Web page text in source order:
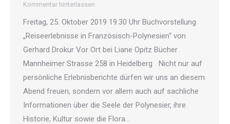
Kommentar hinterlassen
Freitag, 25. Oktober 2019 19.30 Uhr Buchvorstellung
„Reiseerlebnisse in Französisch-Polynesien“ von
Gerhard Drokur Vor Ort bei Liane Opitz Bücher
Mannheimer Strasse 258 in Heidelberg Nicht nur auf
persönliche Erlebnisberichte dürfen wir uns an diesem
Abend freuen, sondern vor allem auch auf sachliche
Informationen über die Seele der Polynesier, ihre
Historie, Kultur sowie die Flora…